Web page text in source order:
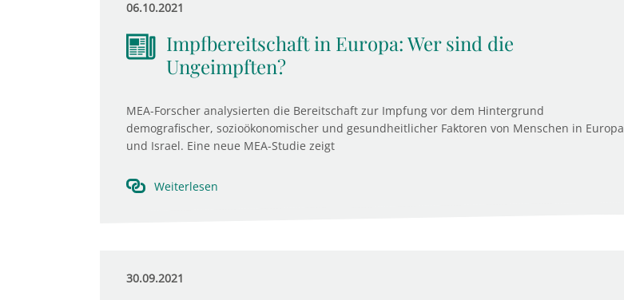
06.10.2021
Impfbereitschaft in Europa: Wer sind die
Ungeimpften?
MEA-Forscher analysierten die Bereitschaft zur Impfung vor dem Hintergrund
demografischer, sozioökonomischer und gesundheitlicher Faktoren von Menschen in Europa
und Israel. Eine neue MEA-Studie zeigt
Weiterlesen
30.09.2021